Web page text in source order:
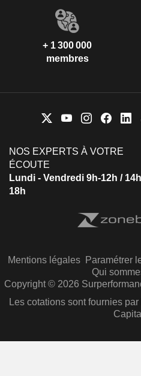
+ 1 300 000
membres
NOS EXPERTS À VOTRE
ÉCOUTE
Lundi - Vendredi 9h-12h /
18h
Mentions légales Paramétrer
Qui
Copyright © 2026
Les cotations sont fournies